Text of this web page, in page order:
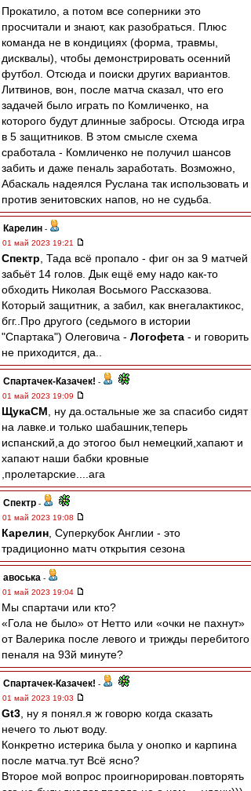
Прокатило, а потом все соперники это
просчитали и знают, как разобраться. Плюс
команда не в кондициях (форма, травмы,
дисквалы), чтобы демонстрировать осенний
футбол. Отсюда и поиски других вариантов.
Литвинов, вон, после матча сказал, что его
задачей было играть по Комличенко, на
которого будут длинные забросы. Отсюда игра
в 5 защитников. В этом смысле схема
сработала - Комличенко не получил шансов
забить и даже пеналь заработать. Возможно,
Абаскаль надеялся Руслана так использовать и
против зенитовских напов, но не судьба.
Карелин -
01 май 2023 19:21
Спектр , Тада всё пропало - фиг он за 9 матчей
забьёт 14 голов. Дык ещё ему надо как-то
обходить Николая Восьмого Рассказова.
Который защитник, а забил, как внегалактикос,
бгг..Про другого (седьмого в истории
"Спартака") Олеговича - Логофета - и говорить
не приходится, да..
Спартачек-Казачек! -
01 май 2023 19:09
ЩукаСМ , ну да.остальные же за спасибо сидят
на лавке.и только шабашник,теперь
испанский,а до этогоо был немецкий,хапают и
хапают наши бабки кровные
,пролетарские....ага
Спектр -
01 май 2023 19:08
Карелин , Суперкубок Англии - это
традиционно матч открытия сезона
авоська -
01 май 2023 19:04
Мы спартачи или кто?
«Гола не было» от Нетто или «очки не пахнут»
от Валерика после левого и трижды перебитого
пеналя на 93й минуте?
Спартачек-Казачек! -
01 май 2023 19:03
Gt3 , ну я понял.я ж говорю когда сказать
нечего то льют воду.
Конкретно истерика была у онопко и карпина
после матча.тут Всё ясно?
Второе мой вопрос проигнорирован.повторять